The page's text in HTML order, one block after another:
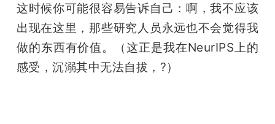
这时候你可能很容易告诉自己：啊，我不应该
出现在这里，那些研究人员永远也不会觉得我
做的东西有价值。（这正是我在NeurIPS上的
感受，沉溺其中无法自拔，?）